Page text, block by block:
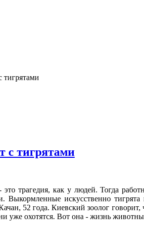
тигрятами
с тигрятами
это трагедия, как у людей. Тогда
Выкормленные искусственно
52 года. Киевский зоолог
уже охотятся. Вот она - жизнь